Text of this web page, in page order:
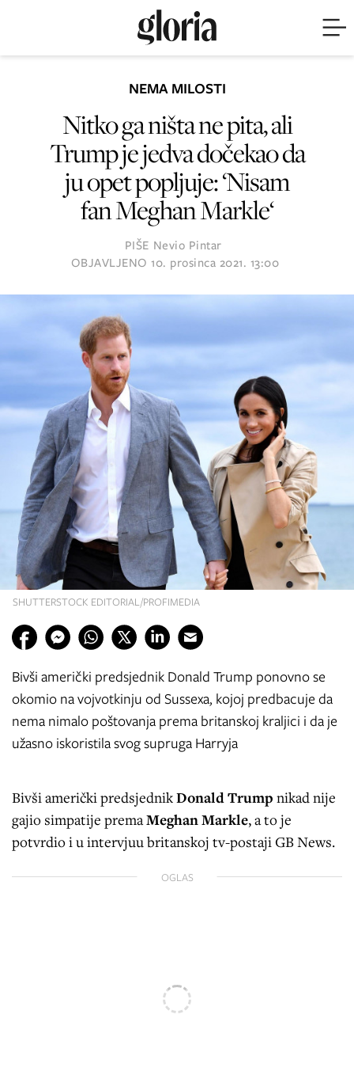
SHUTTERSTOCK EDITORIAL/PROFIMEDIA
NEMA MILOSTI
Nitko ga ništa ne pita, ali
Trump je jedva dočekao da
ju opet popljuje: ‘Nisam
fan Meghan Markle‘
PIŠE Nevio Pintar
OBJAVLJENO10. prosinca 2021. 13:00
Bivši američki predsjednik Donald Trump ponovno se
okomio na vojvotkinju od Sussexa, kojoj predbacuje da
nema nimalo poštovanja prema britanskoj kraljici i da je
užasno iskoristila svog supruga Harryja
Bivši američki predsjednikDonald Trump nikad nije
gajio simpatije premaMeghan Markle, a to je
potvrdio i u intervjuu britanskoj tv-postaji GB News.
OGLAS